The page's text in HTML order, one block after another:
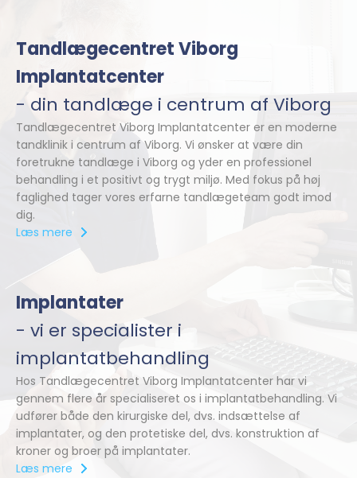
Tandlægecentret Viborg
Implantatcenter
- din tandlæge i centrum af Viborg
Tandlægecentret Viborg Implantatcenter er en moderne
tandklinik i centrum af Viborg. Vi ønsker at være din
foretrukne tandlæge i Viborg og yder en professionel
behandling i et positivt og trygt miljø. Med fokus på høj
faglighed tager vores erfarne tandlægeteam godt imod
dig.
Læs mere
Implantater
- vi er specialister i
implantatbehandling
Hos Tandlægecentret Viborg Implantatcenter har vi
gennem flere år specialiseret os i implantatbehandling. Vi
udfører både den kirurgiske del, dvs. indsættelse af
implantater, og den protetiske del, dvs. konstruktion af
kroner og broer på implantater.
Læs mere